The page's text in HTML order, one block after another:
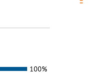
100%